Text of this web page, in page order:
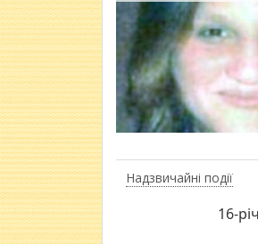
Надзвичайні події
16-